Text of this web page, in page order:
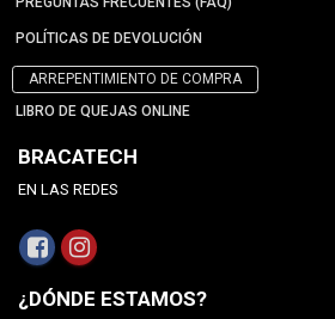
POLÍTICAS DE DEVOLUCIÓN
ARREPENTIMIENTO DE COMPRA
LIBRO DE QUEJAS ONLINE
BRACATECH
EN LAS REDES
¿DÓNDE ESTAMOS?